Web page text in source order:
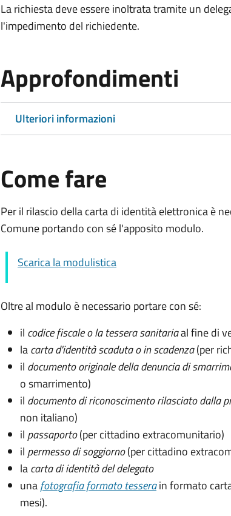
La richiesta deve essere inoltrata tramite un
l'impedimento del richiedente.
Approfondimenti
Ulteriori informazioni
Come fare
Per il rilascio della carta di identità elettronica è
Comune portando con sé l'apposito modulo.
Scarica la modulistica
Oltre al modulo è necessario portare con sé:
il codice fiscale o la tessera sanitariaal fine di
lacarta d'identità scaduta o in scadenza(per
il documento originale della denuncia di
o smarrimento)
il documento di riconoscimento rilasciato dalla
non italiano)
il passaporto(per cittadino extracomunitario)
il permesso di soggiorno(per cittadino
lacarta di identità del delegato
unafotografia formato tesserain formato
mesi).